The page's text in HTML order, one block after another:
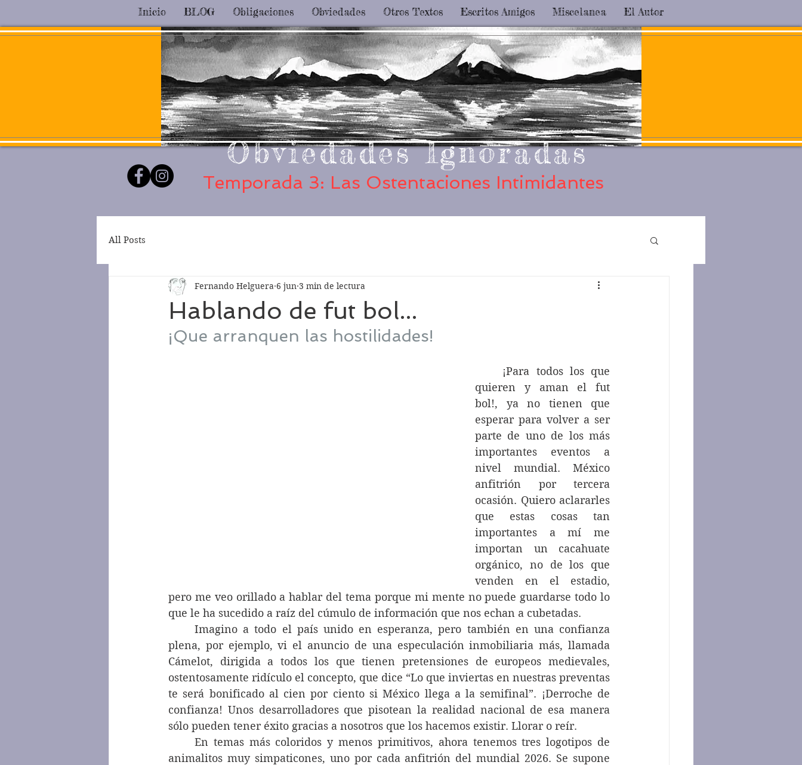
Inicio BLOG Obligaciones Obviedades Otros Textos Escritos Amigos Miscelanea El Autor
Obviedades Ignoradas
Temporada 3: Las Ostentaciones Intimidantes
All Posts
Hablando de fut bol...
Fernando Helguera 6 jun 3 min de lectura
¡Que arranquen las hostilidades!
quieren y aman el fut
bol!, ya no tienen que
esperar para volver a ser
parte de uno de los más
importantes eventos a
nivel mundial. México
anfitrión por tercera
ocasión. Quiero aclararles
que estas cosas tan
importantes a mí me
importan un cacahuate
orgánico, no de los que
venden en el estadio,
pero me veo orillado a hablar del tema porque mi mente no puede guardarse todo lo
que le ha sucedido a raíz del cúmulo de información que nos echan a cubetadas.
	Imagino a todo el país unido en esperanza, pero también en una confianza
plena, por ejemplo, vi el anuncio de una especulación inmobiliaria más, llamada
Cámelot, dirigida a todos los que tienen pretensiones de europeos medievales,
ostentosamente ridículo el concepto, que dice “Lo que inviertas en nuestras preventas
te será bonificado al cien por ciento si México llega a la semifinal”. ¡Derroche de
confianza! Unos desarrolladores que pisotean la realidad nacional de esa manera
sólo pueden tener éxito gracias a nosotros que los hacemos existir. Llorar o reír.
animalitos muy simpaticones, uno por cada anfitrión del mundial 2026. Se supone